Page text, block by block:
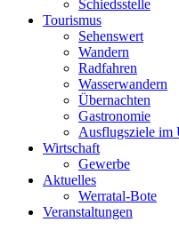
Schiedsstelle
Tourismus
Sehenswert
Wandern
Radfahren
Wasserwandern
Übernachten
Gastronomie
Ausflugsziele im
Wirtschaft
Gewerbe
Aktuelles
Werratal-Bote
Veranstaltungen